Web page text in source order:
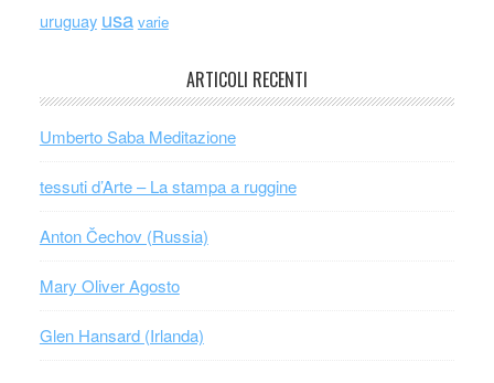
uruguay usa varie
ARTICOLI RECENTI
Umberto Saba Meditazione
tessuti d’Arte – La stampa a ruggine
Anton Čechov (Russia)
Mary Oliver Agosto
Glen Hansard (Irlanda)